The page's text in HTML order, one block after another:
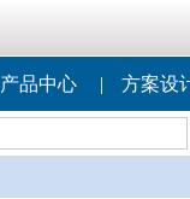
产品中心 | 方案设